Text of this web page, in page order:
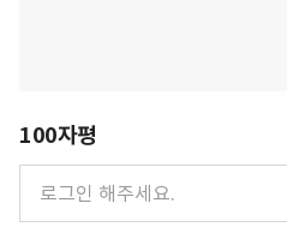
100자평